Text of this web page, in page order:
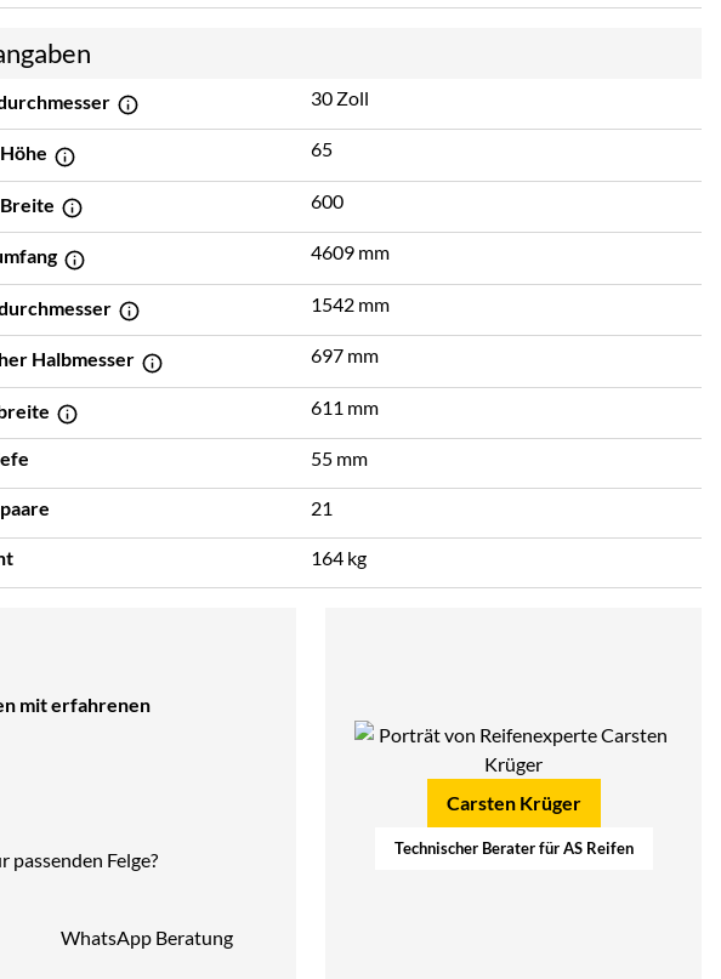
30 Zoll
65
600
4609 mm
1542 mm
Halbmesser 697 mm
611 mm
55 mm
21
164 kg
mit erfahrenen
passenden Felge?
WhatsApp Beratung
Carsten Krüger
Technischer Berater für AS Reifen